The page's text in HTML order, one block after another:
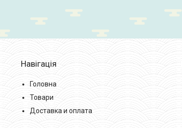
Навігація
Головна
Товари
Доставка и оплата